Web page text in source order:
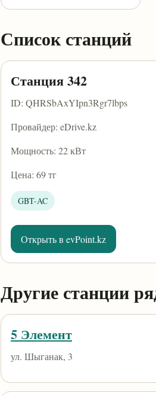
Список станций
Станция 342
ID: QHRSbAxYIpn3Rgr7lbps
Провайдер: eDrive.kz
Мощность: 22 кВт
Цена: 69 тг
GBT-AC
Открыть в evPoint.kz
Другие станции
5 Элемент
ул. Шыганак, 3